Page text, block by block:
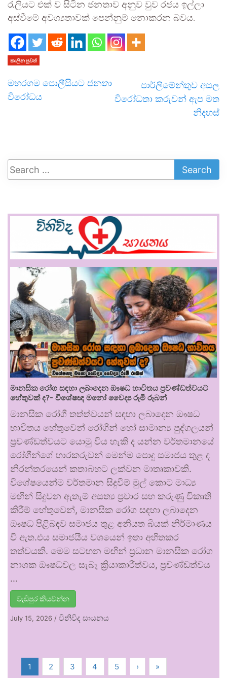
රැලියට එක් ව සිටින ජනතාව අනුව වුව රජය ඉල්ලා
අස්වීමේ අවශ්‍යතාවක් පෙන්නුම් නොකරන බවය.
කාලීන පුවත්
මහරගම පොලීසියට ජනතා
විරෝධය
පාර්ලිමේන්තුව අසල
විරෝධතා කරුවන් ඇප මත
නිදහස්
මානසික රෝග සඳහා ලබාදෙන ඖෂධ භාවිතය ප්‍රචණ්ඩත්වයට
හේතුවක් ද?- විශේෂඥ මනෝ වෛද්‍ය රූමි රූබන්
මානසික රෝගී තත්ත්වයන් සඳහා ලබාදෙන ඖෂධ
භාවිතය හේතුවෙන් රෝගීන් හෝ සාමාන්‍ය පුද්ගලයන්
ප්‍රචණ්ඩත්වයට යොමු විය හැකි ද යන්න වර්තමානයේ
රෝගීන්ගේ භාරකරුවන් මෙන්ම පොදු සමාජය තුළ ද
නිරන්තරයෙන් කතාබහට ලක්වන මාතෘකාවකි.
විශේෂයෙන්ම වර්තමාන සිදුවීම් මුල් කොට මාධ්‍ය
මඟින් සිදුවන ඇතැම් අසත්‍ය ප්‍රචාර සහ කරුණු විකෘති
කිරීම් හේතුවෙන්, මානසික රෝග සඳහා ලබාදෙන
ඖෂධ පිළිබඳව සමාජය තුළ අනියත බියක් නිර්මාණය
වී ඇත.එය සමාජයීය වශයෙන් ඉතා අහිතකර
තත්වයකි. මෙම සටහන මඟින් ප්‍රධාන මානසික රෝග
නාශක ඖෂධවල සැබෑ ක්‍රියාකාරීත්වය, ප්‍රචණ්ඩත්වය
…
වැඩිපුර කියවන්න
July 15, 2026 / විනිවිද සායනය
1 2 3 4 5 › »